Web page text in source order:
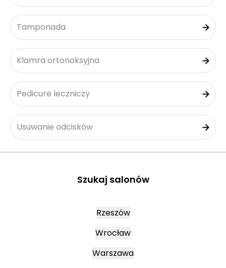
Tamponada
Klamra ortonoksyjna
Pedicure leczniczy
Usuwanie odcisków
Szukaj salonów
Rzeszów
Wrocław
Warszawa